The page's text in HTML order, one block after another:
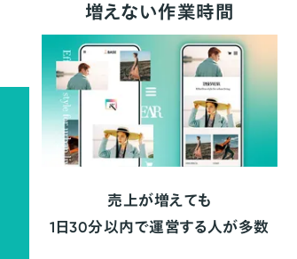
増えない作業時間
売上が増えても
1日30分以内で運営する人が多数